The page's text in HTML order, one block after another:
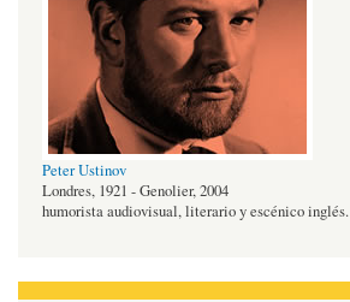
Peter Ustinov
Londres, 1921 - Genolier, 2004
humorista audiovisual, literario y escénico inglés.